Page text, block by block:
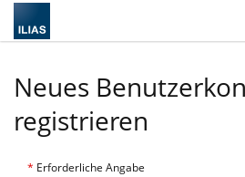
Neues
registrieren
* Erforderliche Angabe